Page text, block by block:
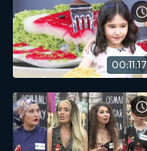
00:11:17